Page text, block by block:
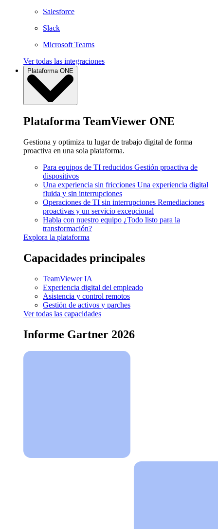
Salesforce
Slack
Microsoft Teams
Ver todas las integraciones
Plataforma ONE
Plataforma TeamViewer ONE
Gestiona y optimiza tu lugar de trabajo digital de forma
proactiva en una sola plataforma.
Para equipos de TI reducidos Gestión proactiva de
dispositivos
Una experiencia sin fricciones Una experiencia digital
fluida y sin interrupciones
Operaciones de TI sin interrupciones Remediaciones
proactivas y un servicio excepcional
Habla con nuestro equipo ¿Todo listo para la
transformación?
Explora la plataforma
Capacidades principales
TeamViewer IA
Experiencia digital del empleado
Asistencia y control remotos
Gestión de activos y parches
Ver todas las capacidades
Informe Gartner 2026